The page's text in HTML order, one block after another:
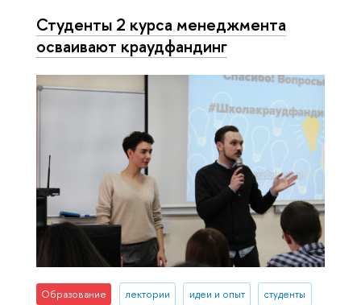
Студенты 2 курса менеджмента
осваивают краудфандинг
Образование лектории идеи и опыт студенты